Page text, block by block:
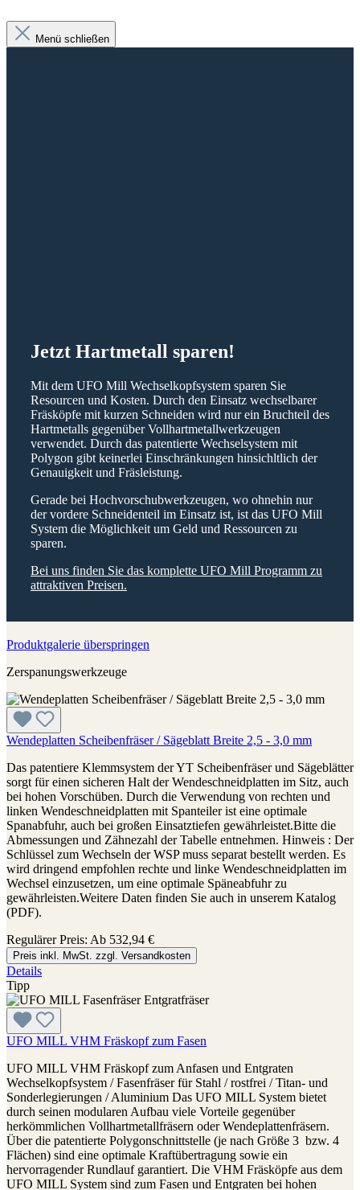
Menü schließen
Jetzt Hartmetall sparen!
Mit dem UFO Mill Wechselkopfsystem sparen Sie
Resourcen und Kosten. Durch den Einsatz wechselbarer
Fräsköpfe mit kurzen Schneiden wird nur ein Bruchteil des
Hartmetalls gegenüber Vollhartmetallwerkzeugen
verwendet. Durch das patentierte Wechselsystem mit
Polygon gibt keinerlei Einschränkungen hinsichltlich der
Genauigkeit und Fräsleistung.
Gerade bei Hochvorschubwerkzeugen, wo ohnehin nur
der vordere Schneidenteil im Einsatz ist, ist das UFO Mill
System die Möglichkeit um Geld und Ressourcen zu
sparen.
Bei uns finden Sie das komplette UFO Mill Programm zu
attraktiven Preisen.
Produktgalerie überspringen
Zerspanungswerkzeuge
Wendeplatten Scheibenfräser / Sägeblatt Breite 2,5 - 3,0 mm
Das patentiere Klemmsystem der YT Scheibenfräser und Sägeblätter
sorgt für einen sicheren Halt der Wendeschneidplatten im Sitz, auch
bei hohen Vorschüben. Durch die Verwendung von rechten und
linken Wendeschneidplatten mit Spanteiler ist eine optimale
Spanabfuhr, auch bei großen Einsatztiefen gewährleistet.Bitte die
Abmessungen und Zähnezahl der Tabelle entnehmen. Hinweis : Der
Schlüssel zum Wechseln der WSP muss separat bestellt werden. Es
wird dringend empfohlen rechte und linke Wendeschneidplatten im
Wechsel einzusetzen, um eine optimale Späneabfuhr zu
gewährleisten.Weitere Daten finden Sie auch in unserem Katalog
(PDF).
Regulärer Preis: Ab 532,94 €
Preis inkl. MwSt. zzgl. Versandkosten
Details
Tipp
UFO MILL VHM Fräskopf zum Fasen
UFO MILL VHM Fräskopf zum Anfasen und Entgraten
Wechselkopfsystem / Fasenfräser für Stahl / rostfrei / Titan- und
Sonderlegierungen / Aluminium Das UFO MILL System bietet
durch seinen modularen Aufbau viele Vorteile gegenüber
herkömmlichen Vollhartmetallfräsern oder Wendeplattenfräsern.
Über die patentierte Polygonschnittstelle (je nach Größe 3 bzw. 4
Flächen) sind eine optimale Kraftübertragung sowie ein
hervorragender Rundlauf garantiert. Die VHM Fräsköpfe aus dem
UFO MILL System sind zum Fasen und Entgraten bei hohen